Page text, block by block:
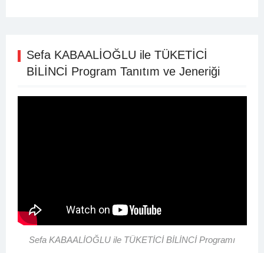
Sefa KABAALİOĞLU ile TÜKETİCİ
BİLİNCİ Program Tanıtım ve Jeneriği
Sefa KABAALİOĞLU ile TÜKETİCİ BİLİNCİ Programı